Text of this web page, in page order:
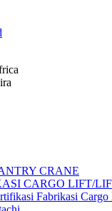
CRANE
CARGO LIFT/
Fabrikasi